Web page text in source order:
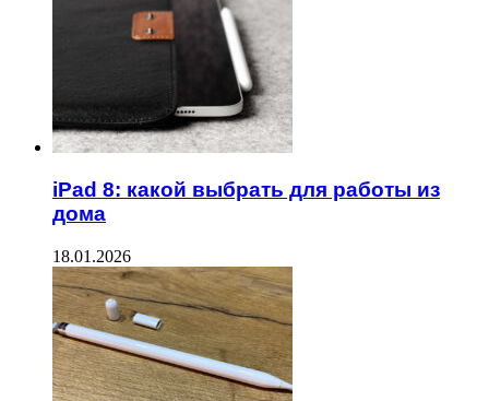
iPad 8: какой выбрать для работы из
дома
18.01.2026